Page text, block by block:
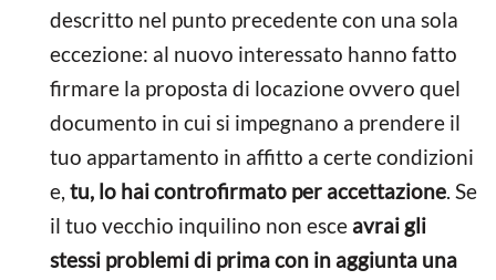
descritto nel punto precedente con una sola
eccezione: al nuovo interessato hanno fatto
firmare la proposta di locazione ovvero quel
documento in cui si impegnano a prendere il
tuo appartamento in affitto a certe condizioni
e, tu, lo hai controfirmato per accettazione. Se
il tuo vecchio inquilino non esce avrai gli
stessi problemi di prima con in aggiunta una